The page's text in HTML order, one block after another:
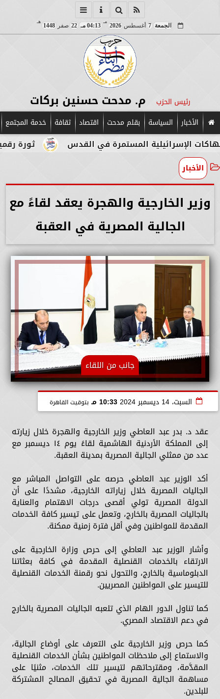
الجمعة 7 أغسطس 2026
مـ
04:13 مـ 22 صفر 1448
هـ
رئيس الحزب م. مدحت حسنين بركات
الأخبار السياسة بقلم مدحت اقتصاد ثقافة خدمة المجتمع
ثورة رقمية في المستمرة في القدس
الأخبار
وزير الخارجية والهجرة يعقد لقاءً مع
الجالية المصرية في العقبة
جانب من اللقاء
السبت، 14 ديسمبر 2024 10:33 مـ بتوقيت القاهرة
عقد د. بدر عبد العاطي وزير الخارجية والهجرة خلال زيارته
إلى المملكة الأردنية الهاشمية لقاءً يوم ١٤ ديسمبر مع
عدد من ممثلي الجالية المصرية بمدينة العقبة.
أكد الوزير عبد العاطي حرصه على التواصل المباشر مع
الجاليات المصرية خلال زياراته الخارجية، مشددًا على أن
الدولة المصرية تولي أقصى درجات الاهتمام والعناية
بالجاليات المصرية بالخارج، وتعمل على تيسير كافة الخدمات
المقدمة للمواطنين وفي أقل فترة زمنية ممكنة.
وأشار الوزير عبد العاطي إلى حرص وزارة الخارجية على
الارتقاء بالخدمات القنصلية المقدمة في كافة بعثاتنا
الدبلوماسية بالخارج، والتحول نحو رقمنة الخدمات القنصلية
للتيسير على المواطنين المصريين.
كما تناول الدور الهام الذي تلعبه الجاليات المصرية بالخارج
في دعم الاقتصاد المصري.
كما حرص وزير الخارجية على التعرف على أوضاع الجالية،
والاستماع إلى ملاحظات المواطنين بشأن الخدمات القنصلية
المقدَّمة، ومقترحاتهم لتيسير تلك الخدمات، مثنيًا على
مساهمة الجالية المصرية في تحقيق المصالح المشتركة
للبلدين.